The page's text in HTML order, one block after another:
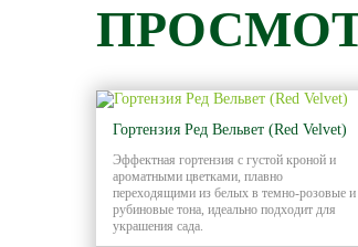
Гортензия Ред Вельвет (Red Velvet)
Эффектная гортензия с густой кроной и
ароматными цветками, плавно
переходящими из белых в темно-розовые и
рубиновые тона, идеально подходит для
украшения сада.